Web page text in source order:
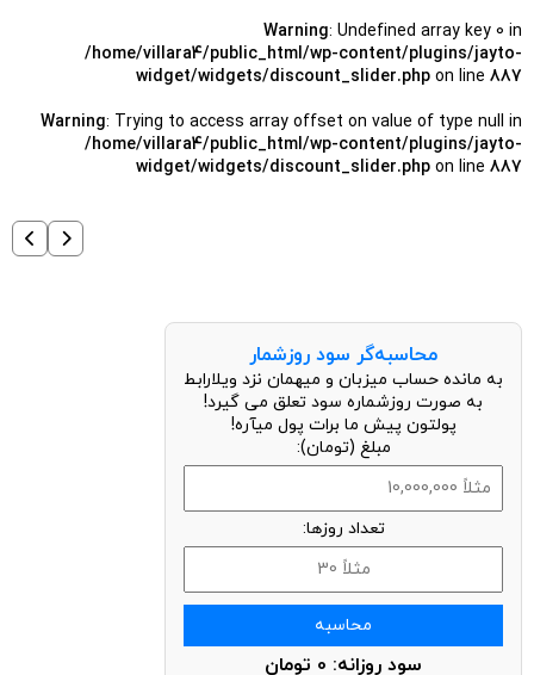
Warning: Undefined array key 0 in
/home/villara4/public_html/wp-content/plugins/jayto-
widget/widgets/discount_slider.php on line 887
Warning: Trying to access array offset on value of type null in
/home/villara4/public_html/wp-content/plugins/jayto-
widget/widgets/discount_slider.php on line 887
محاسبه‌گر سود روزشمار
به مانده حساب میزبان و میهمان نزد ویلارابط
به صورت روزشماره سود تعلق می گیرد!
پولتون پیش ما برات پول میآره!
مبلغ (تومان):
تعداد روزها:
محاسبه
سود روزانه: 0 تومان